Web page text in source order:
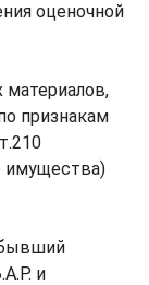
оценочной
материалов,
признакам
имущества)
бывший
и